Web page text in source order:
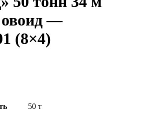
овоид —
(8×4)
50 т